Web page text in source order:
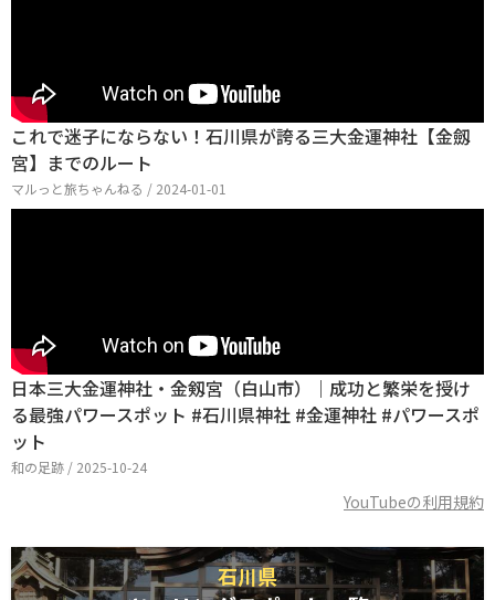
これで迷子にならない！石川県が誇る三大金運神社【金劔
宮】までのルート
マルっと旅ちゃんねる / 2024-01-01
日本三大金運神社・金剱宮（白山市）｜成功と繁栄を授け
る最強パワースポット #石川県神社 #金運神社 #パワースポ
ット
和の足跡 / 2025-10-24
YouTubeの利用規約
石川県